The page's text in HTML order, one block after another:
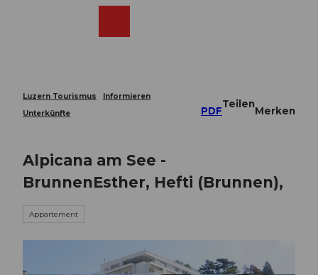
Luzern Tourismus
Informieren
Unterkünfte
PDF
Teilen
Merken
Alpicana am See -
BrunnenEsther, Hefti (Brunnen),
Appartement